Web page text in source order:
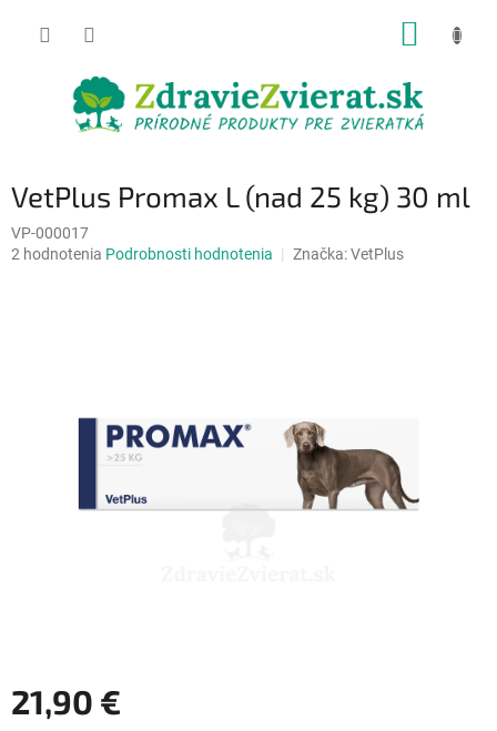
VetPlus Promax L (nad 25 kg) 30 ml
VP-000017
Priemerné
2 hodnotenia Podrobnosti hodnotenia Značka:VetPlus
21,90 €